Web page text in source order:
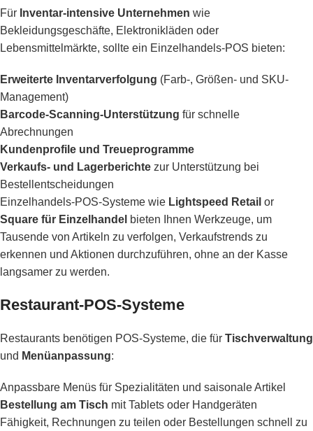
Für Inventar-intensive Unternehmen wie
Bekleidungsgeschäfte, Elektronikläden oder
Lebensmittelmärkte, sollte ein Einzelhandels-POS bieten:
Erweiterte Inventarverfolgung (Farb-, Größen- und SKU-
Management)
Barcode-Scanning-Unterstützung für schnelle
Abrechnungen
Kundenprofile und Treueprogramme
Verkaufs- und Lagerberichte zur Unterstützung bei
Bestellentscheidungen
Einzelhandels-POS-Systeme wie Lightspeed Retail or
Square für Einzelhandel bieten Ihnen Werkzeuge, um
Tausende von Artikeln zu verfolgen, Verkaufstrends zu
erkennen und Aktionen durchzuführen, ohne an der Kasse
langsamer zu werden.
Restaurant-POS-Systeme
Restaurants benötigen POS-Systeme, die für Tischverwaltung
und Menüanpassung:
Anpassbare Menüs für Spezialitäten und saisonale Artikel
Bestellung am Tisch mit Tablets oder Handgeräten
Fähigkeit, Rechnungen zu teilen oder Bestellungen schnell zu